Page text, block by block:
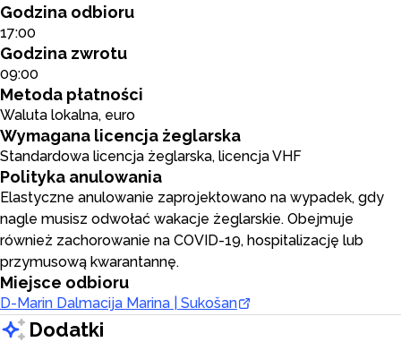
Godzina odbioru
17:00
Godzina zwrotu
09:00
Metoda płatności
Waluta lokalna, euro
Wymagana licencja żeglarska
Standardowa licencja żeglarska, licencja VHF
Polityka anulowania
Elastyczne anulowanie zaprojektowano na wypadek, gdy
nagle musisz odwołać wakacje żeglarskie. Obejmuje
również zachorowanie na COVID-19, hospitalizację lub
przymusową kwarantannę.
Miejsce odbioru
D-Marin Dalmacija Marina | Sukošan
Dodatki